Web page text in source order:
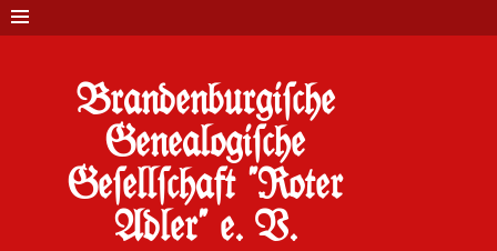
Brandenburgi#che
Genealogi#che
Ge#ell#chaft "Roter
Adler" e. V.